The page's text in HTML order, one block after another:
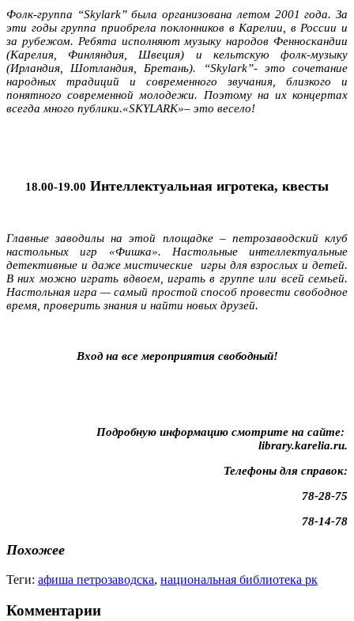
Фолк-группа “Skylark” была организована летом 2001 года. За
эти годы группа приобрела поклонников в Карелии, в России и
за рубежом. Ребята исполняют музыку народов Фенноскандии
(Карелия, Финляндия, Швеция) и кельтскую фолк-музыку
(Ирландия, Шотландия, Бретань). “Skylark”- это сочетание
народных традиций и современного звучания, близкого и
понятного современной молодежи. Поэтому на их концертах
всегда много публики.«SKYLARK»– это весело!
18.00-19.00 Интеллектуальная игротека, квесты
Главные заводилы на этой площадке – петрозаводский клуб
настольных игр «Фишка». Настольные интеллектуальные
детективные и даже мистические игры для взрослых и детей.
В них можно играть вдвоем, играть в группе или всей семьей.
Настольная игра — самый простой способ провести свободное
время, проверить знания и найти новых друзей.
Вход на все мероприятия свободный!
Подробную информацию смотрите на сайте:
library.karelia.ru.
Телефоны для справок:
78-28-75
78-14-78
Похожее
Теги: афиша петрозаводска, национальная библиотека рк
Комментарии